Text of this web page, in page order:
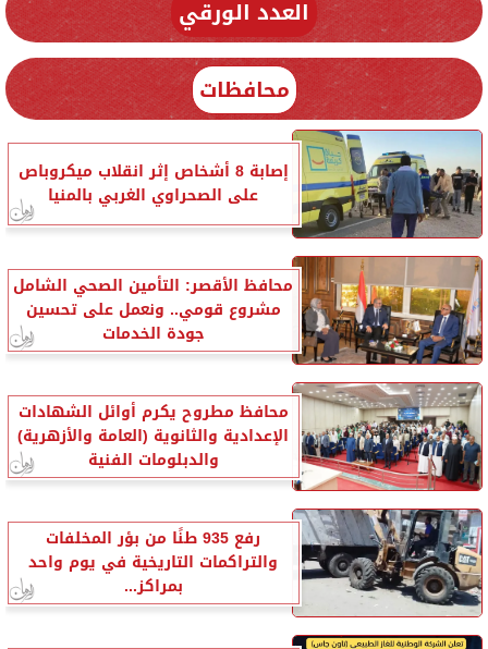
العدد الورقي
محافظات
إصابة 8 أشخاص إثر انقلاب ميكروباص
على الصحراوي الغربي بالمنيا
محافظ الأقصر: التأمين الصحي الشامل
مشروع قومي.. ونعمل على تحسين
جودة الخدمات
محافظ مطروح يكرم أوائل الشهادات
الإعدادية والثانوية (العامة والأزهرية)
والدبلومات الفنية
رفع 935 طنًا من بؤر المخلفات
والتراكمات التاريخية في يوم واحد
بمراكز...